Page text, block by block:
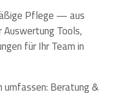
Pflege — aus
Auswertung Tools,
für Ihr Team in
umfassen: Beratung &